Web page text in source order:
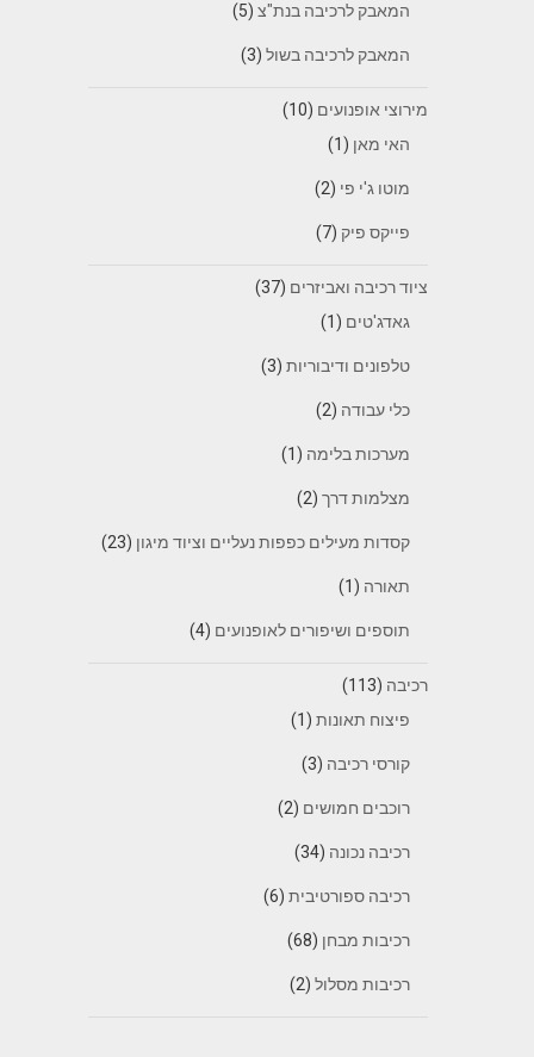
המאבק לרכיבה בנת"צ(5)
המאבק לרכיבה בשול(3)
מירוצי אופנועים (10)
האי מאן (1)
מוטו ג'י פי (2)
פייקס פיק (7)
ציוד רכיבה ואביזרים (37)
גאדג'טים (1)
טלפונים ודיבוריות(3)
כלי עבודה (2)
מערכות בלימה (1)
מצלמות דרך(2)
קסדות מעילים כפפות נעליים וציוד מיגון (23)
תאורה (1)
תוספים ושיפורים לאופנועים (4)
רכיבה (113)
פיצוח תאונות(1)
קורסי רכיבה (3)
רוכבים חמושים (2)
רכיבה נכונה (34)
רכיבה ספורטיבית(6)
רכיבות מבחן (68)
רכיבות מסלול(2)